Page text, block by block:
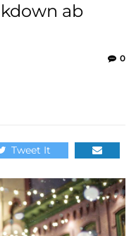
ab
0
Tweet It